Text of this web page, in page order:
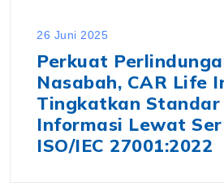
26 Juni 2025
Perkuat
Nasabah, CAR Life
Tingkatkan Standar
Informasi Lewat
ISO/IEC 27001:2022